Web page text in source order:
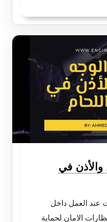
والأذن في
عند العمل داخل
الامان لحماية